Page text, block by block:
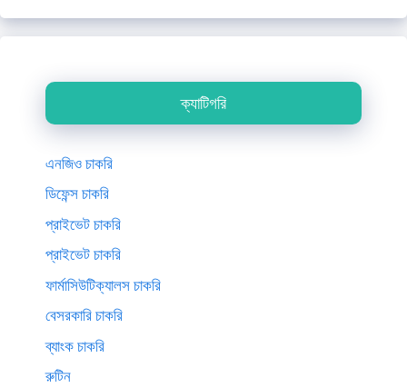
ক্যাটিগরি
এনজিও চাকরি
ডিফেন্স চাকরি
প্রাইভেট চাকরি
প্রাইভেট চাকরি
ফার্মাসিউটিক্যালস চাকরি
বেসরকারি চাকরি
ব্যাংক চাকরি
রুটিন